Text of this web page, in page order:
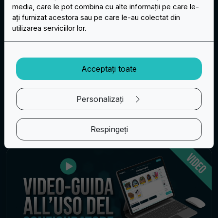
Brățări noi din silicon: gadgetul perfect
aprile 3, 2026
o brățară din silicon complet personalizată
Citește mai mult
Patch-uri
media, care le pot combina cu alte informații pe care le-
ați furnizat acestora sau pe care le-au colectat din
utilizarea serviciilor lor.
Acceptați toate
Personalizați
Respingeți